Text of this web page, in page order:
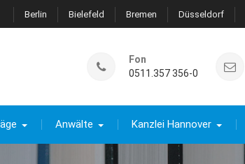
Berlin Bielefeld Bremen Düsseldorf
Fon
0511.357 356-0
Anwälte Kanzlei Hannover